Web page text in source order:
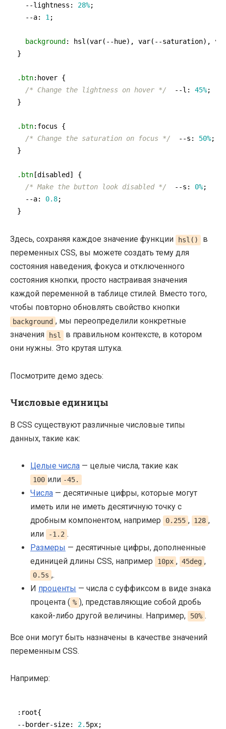
--lightness : 28%;
--a: 1 ;
background : hsl (var(--hue), var(--saturation),
}
.btn:hover {
/* Change the lightness on hover */
--l : 45%;
}
.btn:focus {
/* Change the saturation on focus */
--s : 50%;
}
.btn [disabled]
{
/* Make the button look disabled */
--s : 0%;
--a: 0.8;
}
Здесь, сохраняя каждое значение функции hsl()
в
переменных CSS, вы можете создать тему для
состояния наведения, фокуса и отключенного
состояния кнопки, просто настраивая значения
каждой переменной в таблице стилей. Вместо того,
чтобы повторно обновлять свойство кнопки
background , мы переопределили конкретные
значения
hsl
в правильном контексте, в котором
они нужны. Это крутая штука.
Посмотрите демо здесь:
Числовые единицы
В CSS существуют различные числовые типы
данных, такие как:
Целые числа — целые числа, такие как
100 или -45.
Числа — десятичные цифры, которые могут
иметь или не иметь десятичную точку с
дробным компонентом, например
0.255 , 128 ,
или
-1.2 .
Размеры — десятичные цифры, дополненные
единицей длины CSS, например
10px , 45deg ,
0.5s ,.
И проценты — числа с суффиксом в виде знака
процента ( % ), представляющие собой дробь
какой-либо другой величины. Например,
50% .
Все они могут быть назначены в качестве значений
переменным CSS.
Например:
:root{
--border-size: 2. 5px;